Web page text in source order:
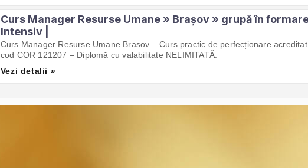
Curs Manager Resurse Umane » Brașov » grupă în
Intensiv |
Curs Manager Resurse Umane Brasov – Curs practic de perfecționare acreditat
cod COR 121207 – Diplomă cu valabilitate NELIMITATĂ.
Vezi detalii »